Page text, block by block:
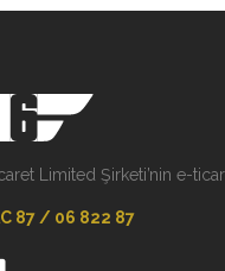
Limited Şirketi’nin e-
87 / 06 822 87